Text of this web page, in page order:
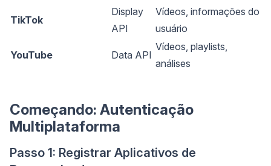
TikTok
Display
API
Vídeos, informações do
usuário
YouTube Data API
Vídeos, playlists,
análises
Começando: Autenticação
Multiplataforma
Passo 1: Registrar Aplicativos de